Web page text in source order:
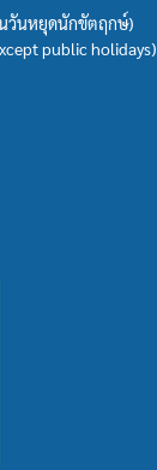
วันหยุดนักขัตฤกษ์)
public holidays)